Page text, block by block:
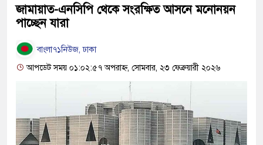
জামায়াত-এনসিপি থেকে সংরক্ষিত আসনে মনোনয়ন
পাচ্ছেন যারা
বাংলা৭১নিউজ, ঢাকা
আপডেট সময় ০১:০২:৫৭ অপরাহ্ন, সোমবার, ২৩ ফেব্রুয়ারী ২০২৬